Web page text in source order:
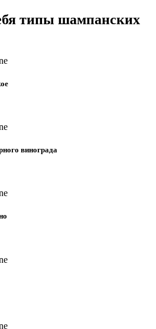
типы шампанских
винограда